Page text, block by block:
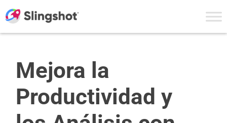
Mejora la
Productividad y